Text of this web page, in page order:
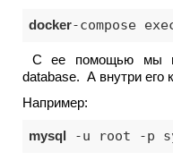
docker-compose
С ее помощью мы
database. А внутри его
Например:
mysql -u root -p